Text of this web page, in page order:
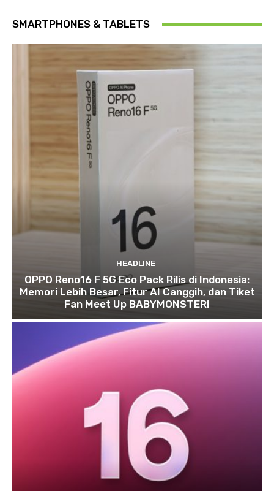
SMARTPHONES & TABLETS
HEADLINE
OPPO Reno16 F 5G Eco Pack Rilis di Indonesia:
Memori Lebih Besar, Fitur AI Canggih, dan Tiket
Fan Meet Up BABYMONSTER!